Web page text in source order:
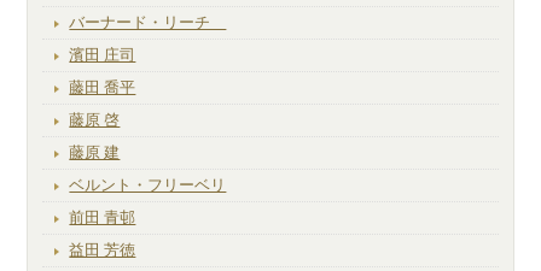
バーナード・リーチ
濱田 庄司
藤田 喬平
藤原 啓
藤原 建
ベルント・フリーベリ
前田 青邨
益田 芳徳